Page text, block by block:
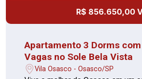
localização privilegiada. Entre em
conheça sua nova casa!
R$ 856.650,00
Apartamento 3 Dorms
Vagas no Sole Bela Vista
Vila Osasco - Osasco/SP